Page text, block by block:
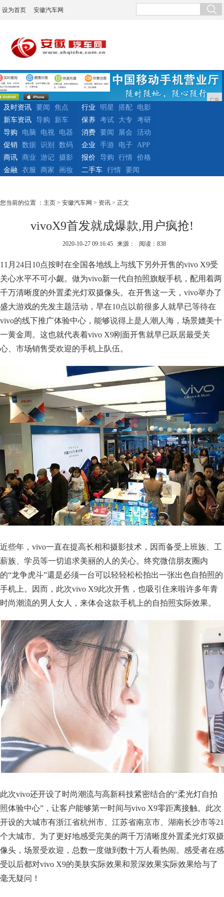
设为首页 安徽汽车网
广告
及时资讯 要闻
焦点
新车资讯
导购 新车
行业 明星 搭配
电影
保养
考试 大专
考研
导购
电脑 电视
电器
促销
数据 识别 数码
消费 要闻 展会
活动
企业
手游 电子
APP
商讯
商业 游记
摄影
金融
衣服 商家 画妆
报价 导购 行情
价格
二手车
行情 要闻
您当前的位置 ： 主页 > 安徽汽车网 > 资讯 > 正文
vivoX9首发就成爆款,用户疯抢!
2020-10-27 09:16:45 来源： 阅读：838
11月24日10点按时在全国各地线上与线下另外开售的vivo X9受
关心水平不可小觑。做为vivo新一代自拍照旗舰手机，配用着两
千万清晰度的外置柔光灯双摄像头。在开售这一天，vivo举办了
盛大游戏的先发主题活动，早在10点以前很多人就早已等待在
vivo的线下推广体验中心，能够说得上是人潮人海，场景媲美十
一黄金周。这也就代表着vivo X9刚面开售就早已跃居最受关
心、市场销售受欢迎的手机上队伍。
近些年，vivo一直在提高长相和摄影技术，因而备受上班族、工
薪族、学员等一切追求美丽的人的关心。终究微信朋友圈内
的“龙争虎斗”還是必须一台可以轻轻松松拍出一张出色自拍照的
手机上。因而，此次vivo X9此次开售，也吸引住来啦许多年青
时尚潮流的男人女人，来体会这款手机上的自拍照实际效果。
此次vivo还开设了时尚潮流与高新科技紧密结合的“柔光灯自拍
照体验中心”，让客户能够第一时间与vivo X9零距离接触。此次
开设的大城市有浙江省杭州市、江苏省南京市、湖南长沙市等21
个大城市。为了更好地感受完美的两千万清晰度外置柔光灯双摄
像头，场景受欢迎，总数一度做到数十万人看热闹。感受者在感
受以后都对vivo X9的美肤实际效果和景深效果实际效果给与了
毫无疑问！